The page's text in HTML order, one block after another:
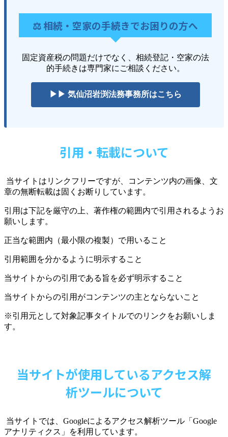
⚖️ 相続・空家の手続きでお困りの方へ
固定資産税の問題だけでなく、相続登記・空家の法
的手続きは専門家にご相談ください。
▶▶ 気仙沼岩渕法務事務所はこちら
引用・転載について
当サイトはリンクフリーですが、コンテンツ内の画像、文
章の無断転載は固くお断りしています。
引用は下記を厳守の上、著作権の範囲内で引用されるようお
願いします。
正当な範囲内（最小限の複製）で用いること
引用範囲を分かるように明示すること
当サイトからの引用である旨を必ず明示すること
当サイトからの引用がコンテンツの主とならないこと
※引用元として対象記事タイトルでのリンクをお願いしま
す。
当サイトが使用しているアクセス解
析ツールについて
当サイトでは、 Googleによるアクセス解析ツール「 Google
アナリティクス」を利用しています。